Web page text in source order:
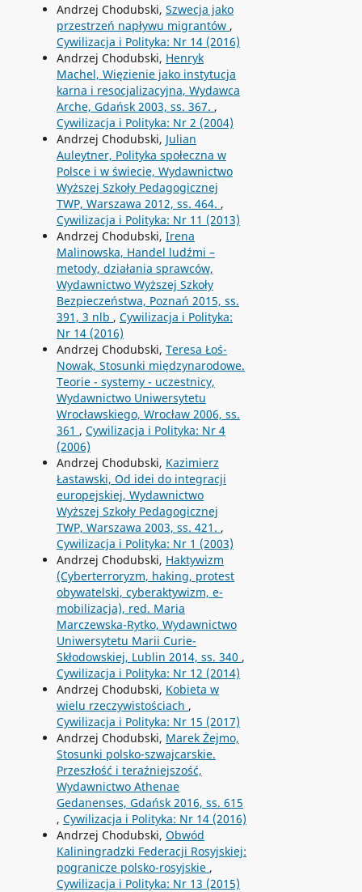
Andrzej Chodubski, Szwecja jako
przestrzeń napływu migrantów ,
Cywilizacja i Polityka: Nr 14 (2016)
Andrzej Chodubski, Henryk
Machel, Więzienie jako instytucja
karna i resocjalizacyjna, Wydawca
Arche, Gdańsk 2003, ss. 367. ,
Cywilizacja i Polityka: Nr 2 (2004)
Andrzej Chodubski, Julian
Auleytner, Polityka społeczna w
Polsce i w świecie, Wydawnictwo
Wyższej Szkoły Pedagogicznej
TWP, Warszawa 2012, ss. 464. ,
Cywilizacja i Polityka: Nr 11 (2013)
Andrzej Chodubski, Irena
Malinowska, Handel ludźmi –
metody, działania sprawców,
Wydawnictwo Wyższej Szkoły
Bezpieczeństwa, Poznań 2015, ss.
391, 3 nlb , Cywilizacja i Polityka:
Nr 14 (2016)
Andrzej Chodubski, Teresa Łoś-
Nowak, Stosunki międzynarodowe.
Teorie - systemy - uczestnicy,
Wydawnictwo Uniwersytetu
Wrocławskiego, Wrocław 2006, ss.
361 , Cywilizacja i Polityka: Nr 4
(2006)
Andrzej Chodubski, Kazimierz
Łastawski, Od idei do integracji
europejskiej, Wydawnictwo
Wyższej Szkoły Pedagogicznej
TWP, Warszawa 2003, ss. 421. ,
Cywilizacja i Polityka: Nr 1 (2003)
Andrzej Chodubski, Haktywizm
(Cyberterroryzm, haking, protest
obywatelski, cyberaktywizm, e-
mobilizacja), red. Maria
Marczewska-Rytko, Wydawnictwo
Uniwersytetu Marii Curie-
Skłodowskiej, Lublin 2014, ss. 340 ,
Cywilizacja i Polityka: Nr 12 (2014)
Andrzej Chodubski, Kobieta w
wielu rzeczywistościach ,
Cywilizacja i Polityka: Nr 15 (2017)
Andrzej Chodubski, Marek Żejmo,
Stosunki polsko-szwajcarskie.
Przeszłość i teraźniejszość,
Wydawnictwo Athenae
Gedanenses, Gdańsk 2016, ss. 615
, Cywilizacja i Polityka: Nr 14 (2016)
Andrzej Chodubski, Obwód
Kaliningradzki Federacji Rosyjskiej:
pogranicze polsko-rosyjskie ,
Cywilizacja i Polityka: Nr 13 (2015)